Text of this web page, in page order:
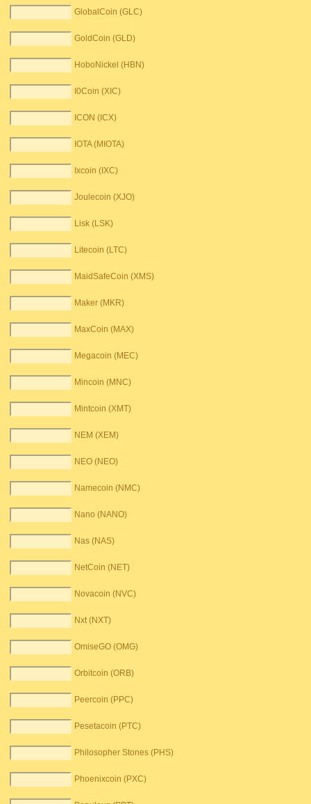
GlobalCoin (GLC)
GoldCoin (GLD)
HoboNickel (HBN)
I0Coin (XIC)
ICON (ICX)
IOTA (MIOTA)
Ixcoin (IXC)
Joulecoin (XJO)
Lisk (LSK)
Litecoin (LTC)
MaidSafeCoin (XMS)
Maker (MKR)
MaxCoin (MAX)
Megacoin (MEC)
Mincoin (MNC)
Mintcoin (XMT)
NEM (XEM)
NEO (NEO)
Namecoin (NMC)
Nano (NANO)
Nas (NAS)
NetCoin (NET)
Novacoin (NVC)
Nxt (NXT)
OmiseGO (OMG)
Orbitcoin (ORB)
Peercoin (PPC)
Pesetacoin (PTC)
Philosopher Stones (PHS)
Phoenixcoin (PXC)